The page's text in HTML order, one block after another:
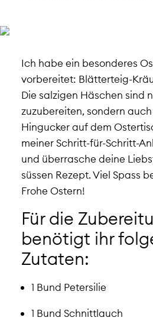
Ich habe ein besonderes
vorbereitet: Blätterteig-
Die salzigen Häschen sind
zuzubereiten, sondern
Hingucker auf dem
meiner Schritt-für-Schritt-
und überrasche deine
süssen Rezept. Viel Spass
Frohe Ostern!
Für die
benötigt ihr
Zutaten:
1 Bund Petersilie
1 Bund Schnittlauch